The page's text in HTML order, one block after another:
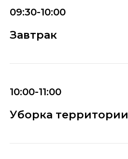
09:30-10:00
Завтрак
10:00-11:00
Уборка территории